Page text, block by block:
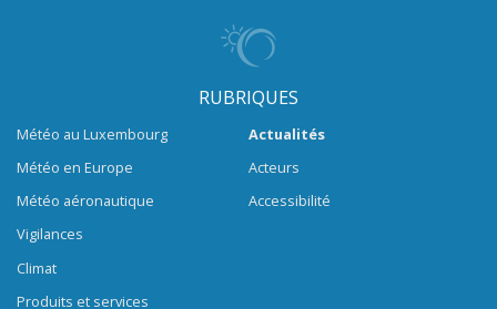
RUBRIQUES
Météo au Luxembourg
Météo en Europe
Météo aéronautique
Vigilances
Climat
Produits et services
Actualités
Acteurs
Accessibilité